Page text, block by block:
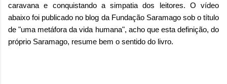
caravana e conquistando a simpatia dos leitores. O vídeo
abaixo foi publicado no blog da Fundação Saramago sob o título
de "uma metáfora da vida humana", acho que esta definição, do
próprio Saramago, resume bem o sentido do livro.